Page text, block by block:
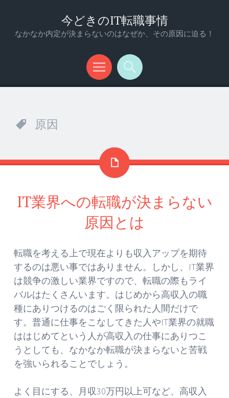
今どきのIT転職事情
なかなか内定が決まらないのはなぜか、その原因に迫る！
メ
検
原因
IT業界への転職が決まらない
原因とは
転職を考える上で現在よりも収入アップを期待
するのは悪い事ではありません。しかし、IT業界
は競争の激しい業界ですので、転職の際もライ
バルはたくさんいます。はじめから高収入の職
種にありつけるのはごく限られた人間だけで
す。普通に仕事をこなしてきた人やIT業界の就職
ははじめてという人が高収入の仕事にありつこ
うとしても、なかなか転職が決まらないと苦戦
を強いられることでしょう。
よく目にする、月収30万円以上可など、高収入